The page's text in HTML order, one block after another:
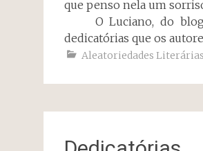
que penso nela um
O Luciano, do
dedicatórias que os
Aleatoriedades Literárias